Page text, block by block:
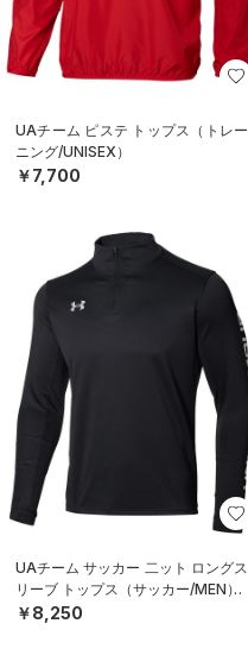
UAチーム ピステ トップス（トレー
ニング/UNISEX）
￥7,700
UAチーム サッカー 二ット ロングス
リーブ トップス（サッカー/MEN）
￥8,250